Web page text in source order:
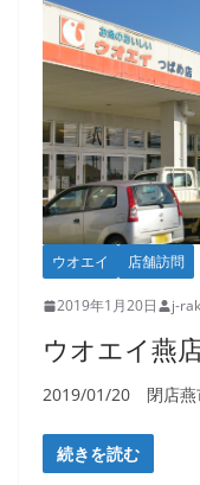
ウオエイ 店舗訪問
2019年1月20日 j-
ウオエイ燕
2019/01/20 閉店燕
続きを読む